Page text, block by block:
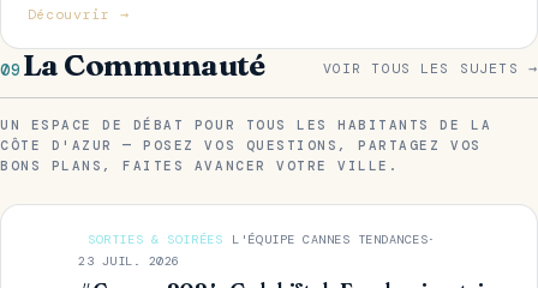
Découvrir →
09 La Communauté VOIR TOUS LES SUJETS →
UN ESPACE DE DÉBAT POUR TOUS LES HABITANTS DE LA
CÔTE D'AZUR — POSEZ VOS QUESTIONS, PARTAGEZ VOS
BONS PLANS, FAITES AVANCER VOTRE VILLE.
SORTIES & SOIRÉES L'ÉQUIPE CANNES TENDANCES·
23 JUIL. 2026